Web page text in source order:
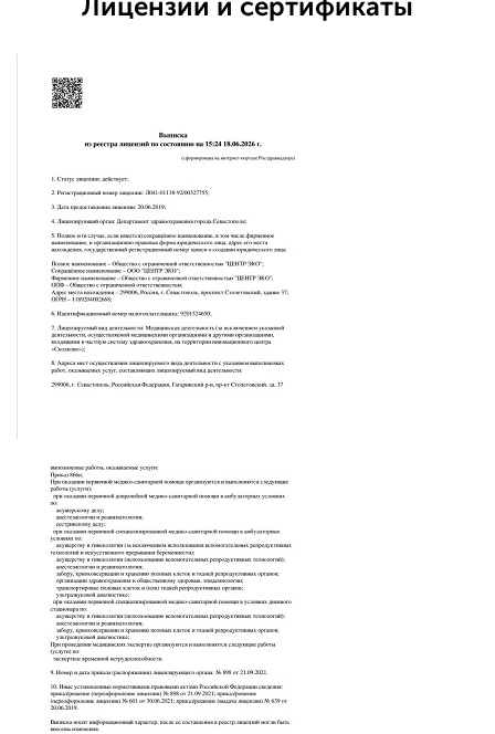
Лицензии и сертификаты